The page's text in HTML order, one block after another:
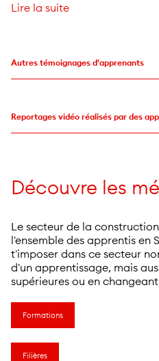
Lire la suite
Autres témoignages d'apprenants
Reportages vidéo réalisés par des
Découvre les
Le secteur de la
l'ensemble des apprentis en
t'imposer dans ce secteur
d'un apprentissage, mais
supérieures ou en
Formations
Filières